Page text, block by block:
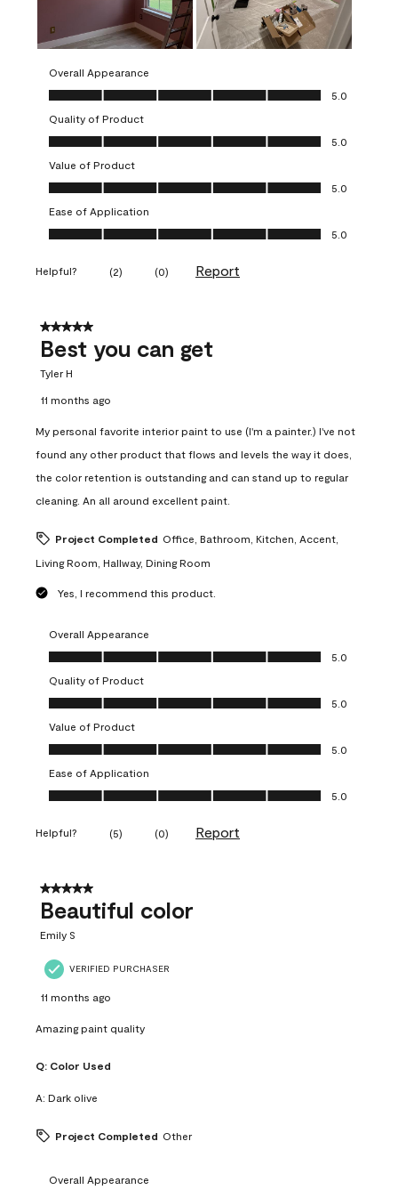
Overall Appearance
Overall Appearance, 5.0 out of 5
5.0
Quality of Product
Quality of Product, 5.0 out of 5
5.0
Value of Product
Value of Product, 5.0 out of 5
5.0
Ease of Application
Ease of Application, 5.0 out of 5
5.0
Helpful? (2) (0) Report
5 out of 5 stars.
Best you can get
Tyler H
11 months ago
My personal favorite interior paint to use (I'm a painter.) I've not
found any other product that flows and levels the way it does,
the color retention is outstanding and can stand up to regular
cleaning. An all around excellent paint.
Project Completed Office, Bathroom, Kitchen, Accent,
Living Room, Hallway, Dining Room
Yes, I recommend this product.
Overall Appearance
Overall Appearance, 5.0 out of 5
5.0
Quality of Product
Quality of Product, 5.0 out of 5
5.0
Value of Product
Value of Product, 5.0 out of 5
5.0
Ease of Application
Ease of Application, 5.0 out of 5
5.0
Helpful? (5) (0) Report
5 out of 5 stars.
Beautiful color
Emily S
VERIFIED PURCHASER
11 months ago
Amazing paint quality
Q: Color Used
A: Dark olive
Project Completed Other
Overall Appearance